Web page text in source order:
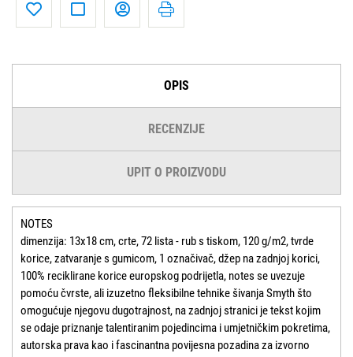
OPIS
RECENZIJE
UPIT O PROIZVODU
NOTES
dimenzija: 13x18 cm, crte, 72 lista - rub s tiskom, 120 g/m2, tvrde
korice, zatvaranje s gumicom, 1 označivač, džep na zadnjoj korici,
100% reciklirane korice europskog podrijetla, notes se uvezuje
pomoću čvrste, ali izuzetno fleksibilne tehnike šivanja Smyth što
omogućuje njegovu dugotrajnost, na zadnjoj stranici je tekst kojim
se odaje priznanje talentiranim pojedincima i umjetničkim pokretima,
autorska prava kao i fascinantna povijesna pozadina za izvorno